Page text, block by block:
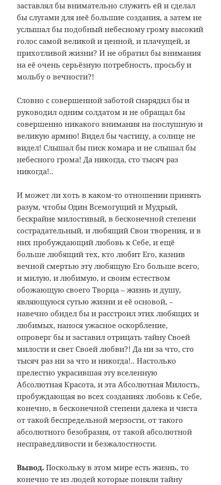
заставлял бы внимательно служить ей и сделал
бы слугами для неё большие создания, а затем не
услышал бы подобный небесному грому высокий
голос самой великой и ценной, и плачущей, и
прихотливой жизни? И не обратил бы внимания
на её очень серьёзную потребность, просьбу и
мольбу о вечности?!
Словно с совершенной заботой снарядил бы и
руководил одним солдатом и не обращал бы
совершенно никакого внимания на послушную и
великую армию! Видел бы частицу, а солнце не
видел! Слышал бы писк комара и не слышал бы
небесного грома! Да никогда, сто тысяч раз
никогда!..
И может ли хоть в каком-то отношении принять
разум, чтобы Один Всемогущий и Мудрый,
бескрайне милостивый, в бесконечной степени
сострадательный, и любящий Свои творения, и в
них пробуждающий любовь к Себе, и ещё
больше любящий тех, кто любит Его, казнив
вечной смертью эту любящую Его больше всего,
и милую, и любимую, и своим естеством
обожающую своего Творца – жизнь и душу,
являющуюся сутью жизни и её основой, –
навечно обидел бы и расстроил этих любящих и
любимых, нанося ужасное оскорбление,
опроверг бы и заставил отрицать тайну Своей
милости и свет Своей любви?! Да ни за что, сто
тысяч раз ни за что и никогда!.. Настолько
прелестно украсившая эту вселенную
Абсолютная Красота, и эта Абсолютная Милость,
пробуждающая во всех созданиях любовь к Себе,
конечно, в бесконечной степени далека и чиста
от такой беспредельной мерзости, от такого
абсолютного безобразия, от такой абсолютной
несправедливости и безжалостности.
Вывод. Поскольку в этом мире есть жизнь, то
конечно те из людей которые поняли тайну